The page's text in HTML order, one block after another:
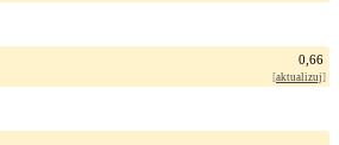
0,66
[aktualizuj]